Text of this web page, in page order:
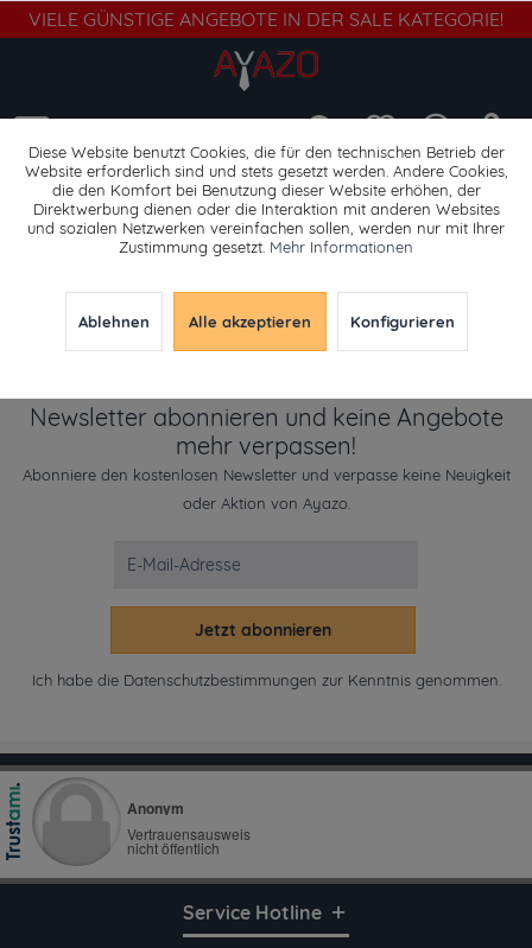
VIELE GÜNSTIGE ANGEBOTE IN DER SALE KATEGORIE!
Bootsschuhe
Newsletter abonnieren und keine Angebote
mehr verpassen!
Abonniere den kostenlosen Newsletter und verpasse keine Neuigkeit
oder Aktion von Ayazo.
Jetzt abonnieren
Ich habe die Datenschutzbestimmungen zur Kenntnis genommen.
Service Hotline
Diese Website benutzt Cookies, die für den technischen Betrieb der
Website erforderlich sind und stets gesetzt werden. Andere Cookies,
die den Komfort bei Benutzung dieser Website erhöhen, der
Direktwerbung dienen oder die Interaktion mit anderen Websites
und sozialen Netzwerken vereinfachen sollen, werden nur mit Ihrer
Zustimmung gesetzt. Mehr Informationen
Ablehnen Alle akzeptieren Konfigurieren